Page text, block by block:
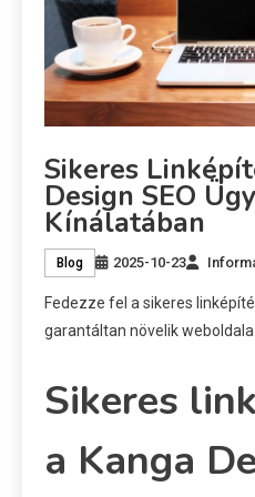
Sikeres
Design SEO
Kínálatában
Blog 2025-10-23
Fedezze fel a sikeres
garantáltan növelik
Sikeres
a Kanga